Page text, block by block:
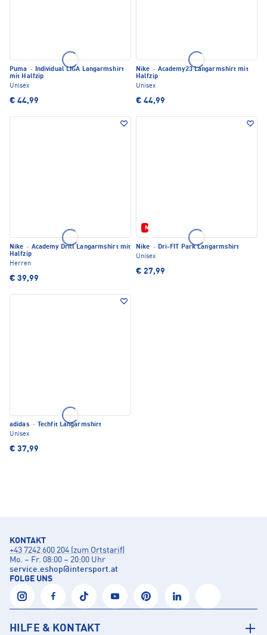
Puma · Individual LIGA Langarmshirt
mit Halfzip
Unisex
€ 44,99
Nike · Academy23 Langarmshirt mit
Halfzip
Unisex
€ 44,99
Nike · Academy Drill Langarmshirt mit
Halfzip
Herren
€ 39,99
Neu
Nike · Dri-FIT Park Langarmshirt
Unisex
€ 27,99
adidas ·
Techfit Langarmshirt
Unisex
€ 37,99
KONTAKT
+43 7242 600 204 (zum Ortstarif)
Mo. – Fr. 08:00 – 20:00 Uhr
service.eshop@intersport.at
FOLGE UNS
HILFE & KONTAKT